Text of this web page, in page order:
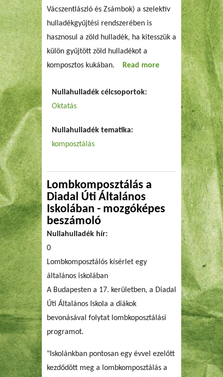
Vácszentlászló és Zsámbok) a szelektív
hulladékgyűjtési rendszerében is
hasznosul a zöld hulladék, ha kitesszük a
külön gyűjtött zöld hulladékot a
komposztos kukában.
Read more
Komposztbuli
Nullahulladék célcsoportok:
Oktatás
Nullahulladék tematika:
komposztálás
Lombkomposztálás a
Diadal Úti Általános
Iskolában - mozgóképes
beszámoló
Nullahulladék hír:
0
Lombkomposztálós kísérlet egy
általános iskolában
A Budapesten a 17. kerületben, a Diadal
Úti Általános Iskola a diákok
bevonásával folytat lombkoposztálási
programot.
"Iskolánkban pontosan egy évvel ezelőtt
kezdődött meg a lombkomposztálás a